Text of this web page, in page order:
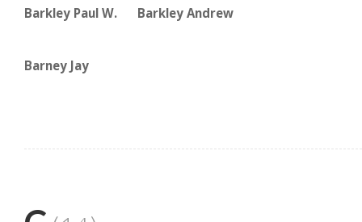
Barkley Paul W. Barkley Andrew
Barney Jay